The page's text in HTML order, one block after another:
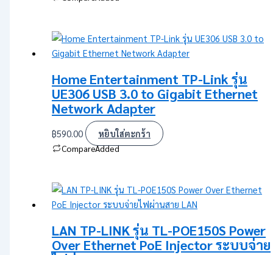
Home Entertainment TP-Link รุ่น
UE306 USB 3.0 to Gigabit Ethernet
Network Adapter
฿590.00 หยิบใส่ตะกร้า
CompareAdded
LAN TP-LINK รุ่น TL-POE150S Power
Over Ethernet PoE Injector ระบบจ่าย